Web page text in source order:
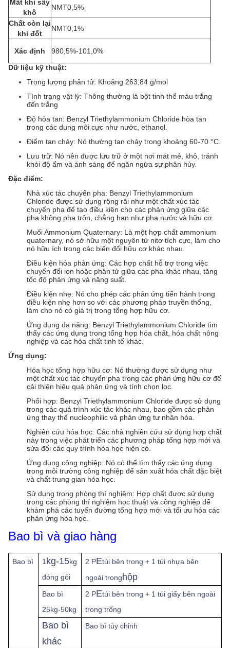
Mất khi sấy
khô
NMT0,5%
Chất còn lại
khi đốt
NMT0,1%
Xác định
980,5%-101,0%
Dữ liệu kỹ thuật:
Trọng lượng phân tử: Khoảng 263,84 g/mol
Tình trạng vật lý: Thông thường là bột tinh thể màu trắng
đến trắng
Độ hòa tan: Benzyl Triethylammonium Chloride hòa tan
trong các dung môi cực như nước, ethanol.
Điểm tan chảy: Nó thường tan chảy trong khoảng 60-70 °C.
Lưu trữ: Nó nên được lưu trữ ở một nơi mát mẻ, khô, tránh
khỏi độ ẩm và ánh sáng để ngăn ngừa sự phân hủy.
Đặc điểm:
Nhà xúc tác chuyển pha: Benzyl Triethylammonium
Chloride được sử dụng rộng rãi như một chất xúc tác
chuyển pha để tạo điều kiện cho các phản ứng giữa các
pha không pha trộn, chẳng hạn như pha nước và hữu cơ.
Muối Ammonium Quaternary: Là một hợp chất ammonium
quaternary, nó sở hữu một nguyên tử nitơ tích cực, làm cho
nó hữu ích trong các biến đổi hữu cơ khác nhau.
Điều kiện hóa phản ứng: Các hợp chất hỗ trợ trong việc
chuyển đổi ion hoặc phân tử giữa các pha khác nhau, tăng
tốc độ phản ứng và năng suất.
Điều kiện nhẹ: Nó cho phép các phản ứng tiến hành trong
điều kiện nhẹ hơn so với các phương pháp truyền thống,
làm cho nó có giá trị trong tổng hợp hữu cơ.
Ứng dụng đa năng: Benzyl Triethylammonium Chloride tìm
thấy các ứng dụng trong tổng hợp hóa chất, hóa chất nông
nghiệp và các hóa chất tinh tế khác.
Ứng dụng:
Hóa học tổng hợp hữu cơ: Nó thường được sử dụng như
một chất xúc tác chuyển pha trong các phản ứng hữu cơ để
cải thiện hiệu quả phản ứng và tính chọn lọc.
Phối hợp: Benzyl Triethylammonium Chloride được sử dụng
trong các quá trình xúc tác khác nhau, bao gồm các phản
ứng thay thế nucleophilic và phản ứng tư nhân hóa.
Nghiên cứu hóa học: Các nhà nghiên cứu sử dụng hợp chất
này trong việc phát triển các phương pháp tổng hợp mới và
sửa đổi các quy trình hóa học hiện có.
Ứng dụng công nghiệp: Nó có thể tìm thấy các ứng dụng
trong môi trường công nghiệp để sản xuất hóa chất đặc biệt
và chất trung gian hóa học.
Sử dụng trong phòng thí nghiệm: Hợp chất được sử dụng
trong các phòng thí nghiệm học thuật và công nghiệp để
khám phá các tuyến đường tổng hợp mới và tối ưu hóa các
phản ứng hóa học.
Bao bì và giao hàng
Bao bì 1 kg-15kg
đóng gói
2 PEtúi bên trong + 1 túi nhựa bên
ngoài tronghộp
Bao bì
25kg-50kg
2 PEtúi bên trong + 1 túi giấy bên ngoài
trong trống
Bao bì
khác
Bao bì tùy chỉnh